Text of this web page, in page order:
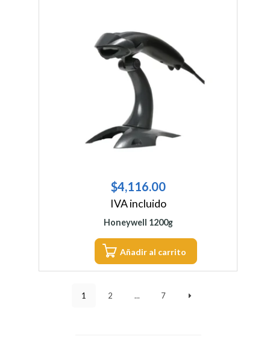
$4,116.00
IVA incluido
Honeywell 1200g
Añadir al carrito
1 2 ... 7